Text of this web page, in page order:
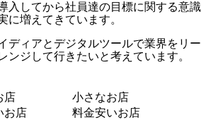
入してから社員達の目標に関する意識
に増えてきています。
ディアとデジタルツールで業界をリー
ンジして行きたいと考えています。
店
小さなお店
お店
料金安いお店